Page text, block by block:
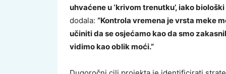
uhvaćene u ‘krivom trenutku’, iako
dodala: “Kontrola vremena je vrsta meke
učiniti da se osjećamo kao da smo
vidimo kao oblik moći.”